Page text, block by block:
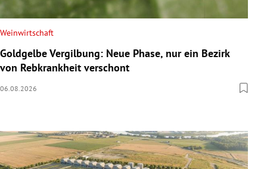
Weinwirtschaft
Goldgelbe Vergilbung: Neue Phase, nur ein Bezirk
von Rebkrankheit verschont
06.08.2026